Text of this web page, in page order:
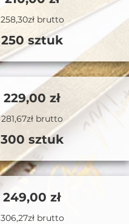
258,30zł brutto
250 sztuk
229,00 zł
281,67zł brutto
300 sztuk
249,00 zł
306,27zł brutto